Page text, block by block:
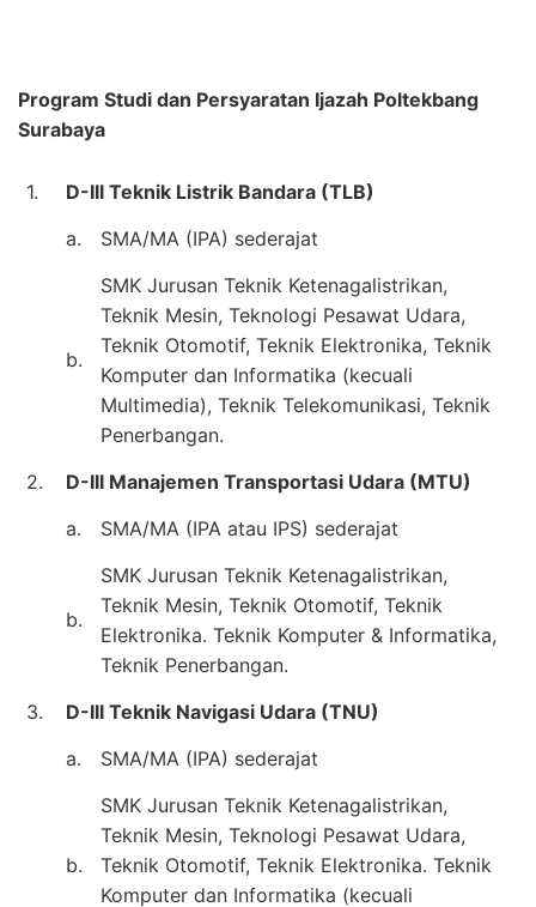
Program Studi dan Persyaratan Ijazah Poltekbang
Surabaya
1.
D-III Teknik Listrik Bandara (TLB)
a.
SMA/MA (IPA) sederajat
b.
SMK Jurusan Teknik Ketenagalistrikan,
Teknik Mesin, Teknologi Pesawat Udara,
Teknik Otomotif, Teknik Elektronika, Teknik
Komputer dan Informatika (kecuali
Multimedia), Teknik Telekomunikasi, Teknik
Penerbangan.
2.
D-III Manajemen Transportasi Udara (MTU)
a.
SMA/MA (IPA atau IPS) sederajat
b.
SMK Jurusan Teknik Ketenagalistrikan,
Teknik Mesin, Teknik Otomotif, Teknik
Elektronika. Teknik Komputer & Informatika,
Teknik Penerbangan.
3.
D-III Teknik Navigasi Udara (TNU)
a.
SMA/MA (IPA) sederajat
b.
SMK Jurusan Teknik Ketenagalistrikan,
Teknik Mesin, Teknologi Pesawat Udara,
Teknik Otomotif, Teknik Elektronika. Teknik
Komputer dan Informatika (kecuali